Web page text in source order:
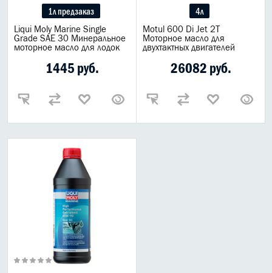
1л предзаказ
Liqui Moly Marine Single
Grade SAE 30 Минеральное
моторное масло для лодок
1445 руб.
4л
Motul 600 Di Jet 2T
Моторное масло для
двухтактных двигателей
26082 руб.